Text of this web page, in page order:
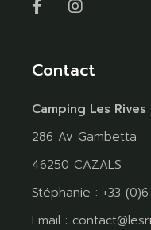
Contact
Camping Les
286 Av Gambetta
46250 CAZALS
Stéphanie : +33
Email :